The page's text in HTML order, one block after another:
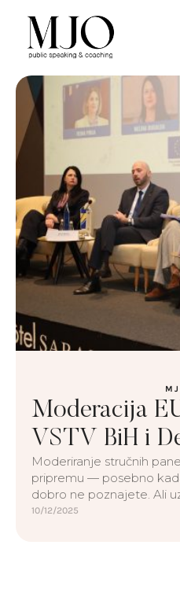
Moderacija
VSTV BiH i
Moderiranje stručnih
pripremu — posebno
dobro ne poznajete. Ali
usmjere i uz dvostruku
10/12/2025